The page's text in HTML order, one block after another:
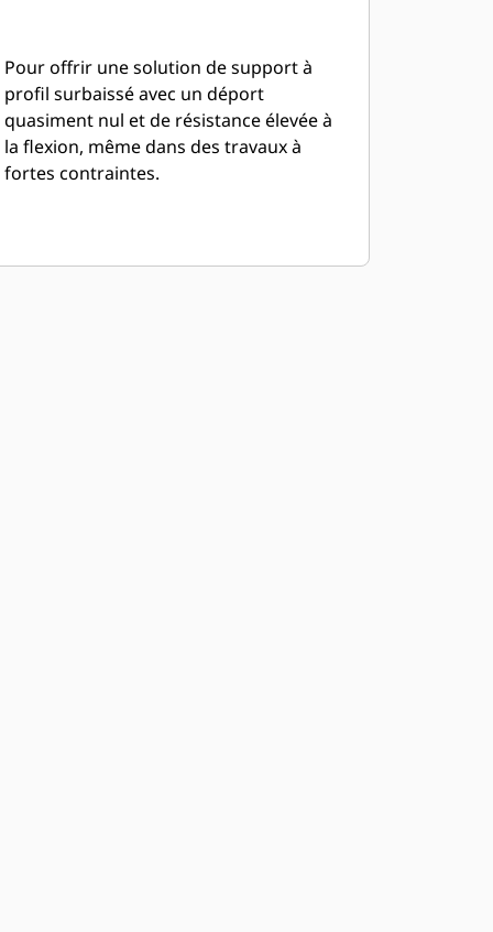
Pour offrir une solution de support à
profil surbaissé avec un déport
quasiment nul et de résistance élevée à
la flexion, même dans des travaux à
fortes contraintes.